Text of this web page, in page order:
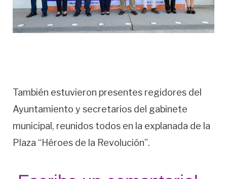
También estuvieron presentes regidores del
Ayuntamiento y secretarios del gabinete
municipal, reunidos todos en la explanada de la
Plaza “Héroes de la Revolución”.